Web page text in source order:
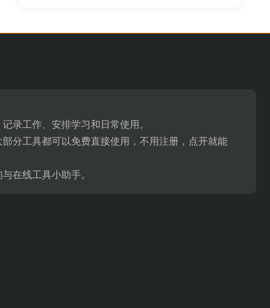
录工作、安排学习和日常使用。
分工具都可以免费直接使用，不用注册，点开就能
在线工具小助手。